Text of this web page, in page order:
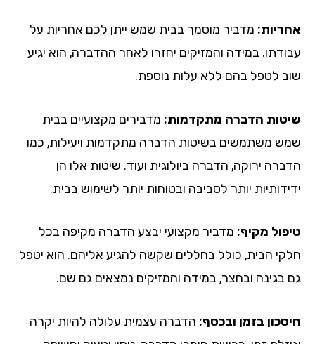
אחריות: מדביר מוסמך בבית שמש ייתן לכם אחריות על
עבודתו. במידה והמזיקים יחזרו לאחר ההדברה, הוא יגיע
שוב לטפל בהם ללא עלות נוספת.
שיטות הדברה מתקדמות: מדבירים מקצועיים בבית
שמש משתמשים בשיטות הדברה מתקדמות ויעילות, כמו
הדברה ירוקה, הדברה ביולוגית ועוד. שיטות אלו הן
ידידותיות יותר לסביבה ובטוחות יותר לשימוש בבית.
טיפול מקיף: מדביר מקצועי יבצע הדברה מקיפה בכל
חלקי הבית, כולל בחללים שקשה להגיע אליהם. הוא יטפל
גם בגינה ובחצר, במידה והמזיקים נמצאים גם שם.
חיסכון בזמן ובכסף: הדברה עצמית עלולה להיות יקרה